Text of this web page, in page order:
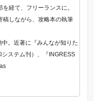
経て、フリーランスに。
稿しながら、攻略本の執筆
。近著に『みんなが知りた
ステム刊）、『INGRESS